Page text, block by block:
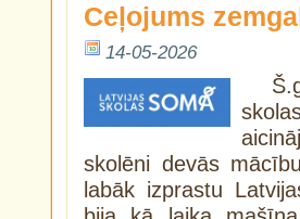
Ceļojums
14-05-2026
skolēni devās
labāk izprastu